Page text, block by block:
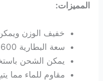
المميزات:
خفيف الوزن
سعة البطارية 600 مل أمبير في الساعة
يمكن الشحن
مقاوم للماء مما